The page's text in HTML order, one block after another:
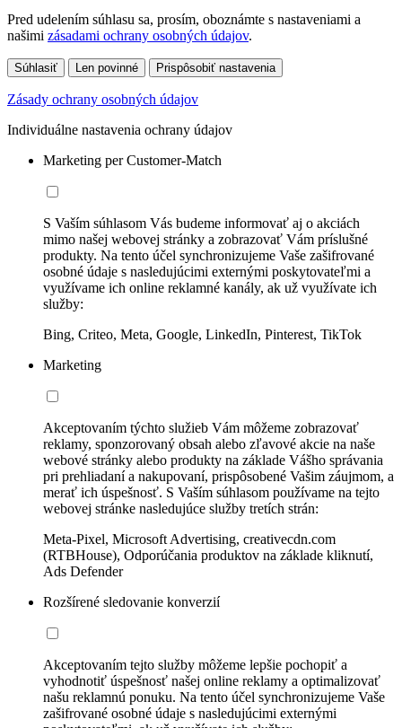
Pred udelením súhlasu sa, prosím, oboznámte s nastaveniami a
našimi zásadami ochrany osobných údajov.
Súhlasiť Len povinné Prispôsobiť nastavenia
Zásady ochrany osobných údajov
Individuálne nastavenia ochrany údajov
Marketing per Customer-Match
S Vaším súhlasom Vás budeme informovať aj o akciách
mimo našej webovej stránky a zobrazovať Vám príslušné
produkty. Na tento účel synchronizujeme Vaše zašifrované
osobné údaje s nasledujúcimi externými poskytovateľmi a
využívame ich online reklamné kanály, ak už využívate ich
služby:
Bing, Criteo, Meta, Google, LinkedIn, Pinterest, TikTok
Marketing
Akceptovaním týchto služieb Vám môžeme zobrazovať
reklamy, sponzorovaný obsah alebo zľavové akcie na naše
webové stránky alebo produkty na základe Vášho správania
pri prehliadaní a nakupovaní, prispôsobené Vašim záujmom, a
merať ich úspešnosť. S Vaším súhlasom používame na tejto
webovej stránke nasledujúce služby tretích strán:
Meta-Pixel, Microsoft Advertising, creativecdn.com
(RTBHouse), Odporúčania produktov na základe kliknutí,
Ads Defender
Rozšírené sledovanie konverzií
Akceptovaním tejto služby môžeme lepšie pochopiť a
vyhodnotiť úspešnosť našej online reklamy a optimalizovať
našu reklamnú ponuku. Na tento účel synchronizujeme Vaše
zašifrované osobné údaje s nasledujúcimi externými